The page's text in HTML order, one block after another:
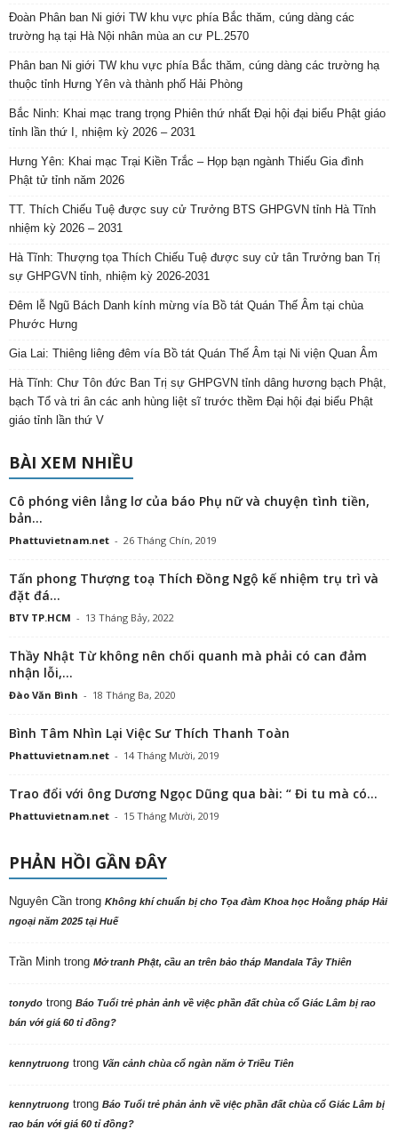
Đoàn Phân ban Ni giới TW khu vực phía Bắc thăm, cúng dàng các
trường hạ tại Hà Nội nhân mùa an cư PL.2570
Phân ban Ni giới TW khu vực phía Bắc thăm, cúng dàng các trường hạ
thuộc tỉnh Hưng Yên và thành phố Hải Phòng
Bắc Ninh: Khai mạc trang trọng Phiên thứ nhất Đại hội đại biểu Phật giáo
tỉnh lần thứ I, nhiệm kỳ 2026 – 2031
Hưng Yên: Khai mạc Trại Kiền Trắc – Họp bạn ngành Thiếu Gia đình
Phật tử tỉnh năm 2026
TT. Thích Chiếu Tuệ được suy cử Trưởng BTS GHPGVN tỉnh Hà Tĩnh
nhiệm kỳ 2026 – 2031
Hà Tĩnh: Thượng tọa Thích Chiếu Tuệ được suy cử tân Trưởng ban Trị
sự GHPGVN tỉnh, nhiệm kỳ 2026-2031
Đêm lễ Ngũ Bách Danh kính mừng vía Bồ tát Quán Thế Âm tại chùa
Phước Hưng
Gia Lai: Thiêng liêng đêm vía Bồ tát Quán Thế Âm tại Ni viện Quan Âm
Hà Tĩnh: Chư Tôn đức Ban Trị sự GHPGVN tỉnh dâng hương bạch Phật,
bạch Tổ và tri ân các anh hùng liệt sĩ trước thềm Đại hội đại biểu Phật
giáo tỉnh lần thứ V
BÀI XEM NHIỀU
Cô phóng viên lẳng lơ của báo Phụ nữ và chuyện tình tiền,
bản...
Phattuvietnam.net - 26 Tháng Chín, 2019
Tấn phong Thượng toạ Thích Đồng Ngộ kế nhiệm trụ trì và
đặt đá...
BTV TP.HCM - 13 Tháng Bảy, 2022
Thầy Nhật Từ không nên chối quanh mà phải có can đảm
nhận lỗi,...
Đào Văn Bình - 18 Tháng Ba, 2020
Bình Tâm Nhìn Lại Việc Sư Thích Thanh Toàn
Phattuvietnam.net - 14 Tháng Mười, 2019
Trao đổi với ông Dương Ngọc Dũng qua bài: “ Đi tu mà có...
Phattuvietnam.net - 15 Tháng Mười, 2019
PHẢN HỒI GẦN ĐÂY
Nguyên Cần trong Không khí chuẩn bị cho Tọa đàm Khoa học Hoằng pháp Hải
ngoại năm 2025 tại Huế
Trần Minh trong Mở tranh Phật, cầu an trên bảo tháp Mandala Tây Thiên
tonydo trong Báo Tuổi trẻ phản ảnh về việc phần đất chùa cổ Giác Lâm bị rao
bán với giá 60 tỉ đồng?
kennytruong trong Vãn cảnh chùa cổ ngàn năm ở Triều Tiên
kennytruong trong Báo Tuổi trẻ phản ảnh về việc phần đất chùa cổ Giác Lâm bị
rao bán với giá 60 tỉ đồng?